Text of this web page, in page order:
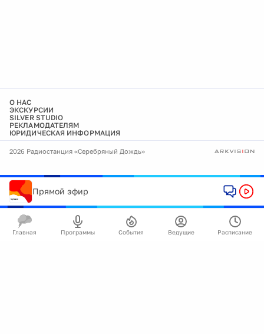
О НАС
ЭКСКУРСИИ
SILVER STUDIO
РЕКЛАМОДАТЕЛЯМ
ЮРИДИЧЕСКАЯ ИНФОРМАЦИЯ
2026 Радиостанция «Серебряный Дождь»
Прямой эфир
Главная Программы События Ведущие Расписание